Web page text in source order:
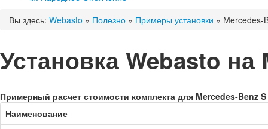
Вы здесь: Webasto » Полезно » Примеры установки » Mercedes-
Установка Webasto на
Примерный расчет стоимости комплекта для Mercedes-Benz S
Наименование